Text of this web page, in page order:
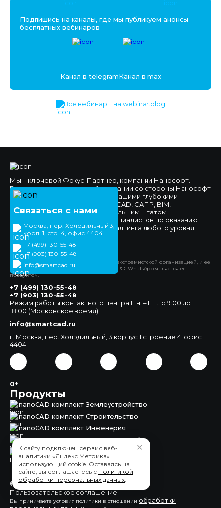
Подпишись на каналы, где мы публикуем анонсы
бесплатных вебинаров
Канал в telegramКанал в max
Все вебинары на webinar.blog
Связаться с нами
Москва, пер. Холодильный 3,
корп. 1, стр. 4, офис 4404
+7 (499) 130-55-48
+7 (903) 130-55-48
info@smartcad.ru
Мы – ключевой Фокус-Партнер, компании Нанософт.
Высокое доверие к нашей компании со стороны Нанософт
и наших клиентов обеспечено нашими глубокими
компетенциями в области nanoCAD, САПР, BIM,
импортозамещения, а также большим штатом
высококвалифицированных специалистов по оказанию
технической поддержки и консалтинга любого уровня
сложности.
Официальный сайт
*Компания Meta Platforms Inc. признана экстремистской организацией, и ее
деятельность запрещена на территории РФ. WhatsApp является ее
продуктом.
Продукты
nanoCAD комплект Землеустройство
nanoCAD комплект Строительство
nanoCAD комплект Инженерия
nanoCAD комплект Корпоративный
nanoCAD Землеустройство
+7 (499) 130-55-48
+7 (903) 130-55-48
Режим работы контактного центра Пн. – Пт.: с 9:00 до
18:00 (Московское время)
info@smartcad.ru
г. Москва, пер. Холодильный, 3 корпус 1 строение 4, офис
4404
0+
© 2015 - 2026 ООО "СмартКАД"
Пользовательское соглашение
Вы принимаете условия политики в отношении обработки
К сайту подключен сервис веб-
аналитики «Яндекс.Метрика»,
использующий cookie. Оставаясь на
сайте, вы соглашаетесь с Политикой
обработки персональных данных.
✕